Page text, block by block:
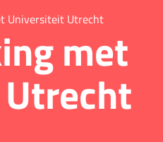
Universiteit Utrecht
met